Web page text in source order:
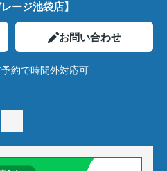
ージ池袋店】
お問い合わせ
約で時間外対応可